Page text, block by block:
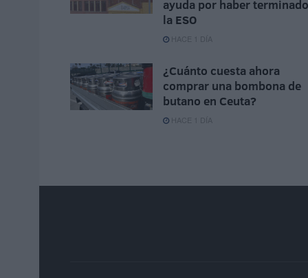
ayuda por haber terminado
la ESO
HACE 1 DÍA
¿Cuánto cuesta ahora
comprar una bombona de
butano en Ceuta?
HACE 1 DÍA